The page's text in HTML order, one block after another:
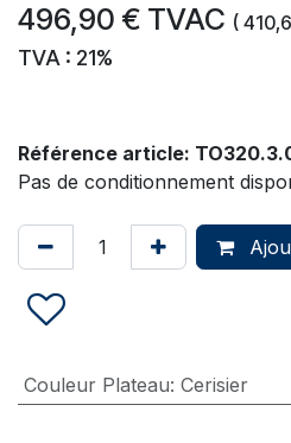
496,90 € TVAC (
TVA : 21%
Référence article:
Pas de conditionnement
Couleur Plateau: Cerisier